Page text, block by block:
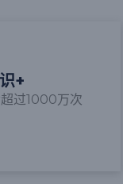
+
过1000万次